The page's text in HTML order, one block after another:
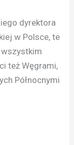
dyrektora
w Polsce, te
wszystkim
też Węgrami,
Północnymi